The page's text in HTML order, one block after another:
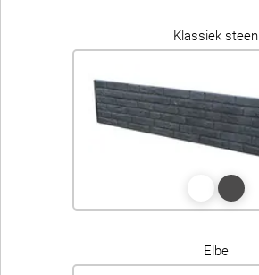
Klassiek steen
Elbe